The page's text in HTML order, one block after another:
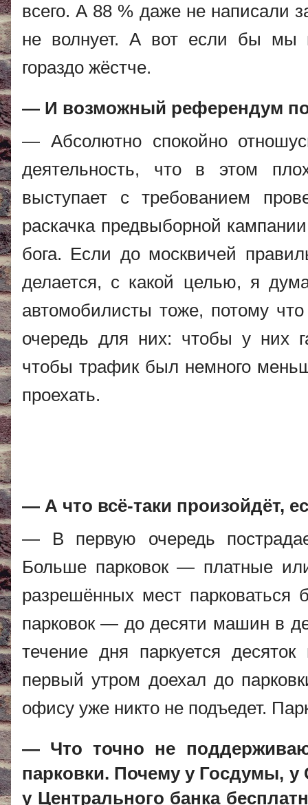
всего. А 88 % даже не написали
не волнует. А вот если бы мы
гораздо жёстче.
— И возможный референдум по
— Абсолютно спокойно
деятельность, что в этом
выступает с требованием
раскачка предвыборной
бога. Если до москвичей
делается, с какой целью, я
автомобилисты тоже, потому
очередь для них: чтобы у них
чтобы трафик был немного
проехать.
— А что всё-таки произойдёт,
— В первую очередь
Больше парковок — платные
разрешённых мест парковаться
парковок — до десяти машин в
течение дня паркуется
первый утром доехал до
офису уже никто не подъедет.
— Что точно не
парковки. Почему у Госдумы,
у Центрального банка